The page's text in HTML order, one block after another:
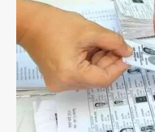
3
jai